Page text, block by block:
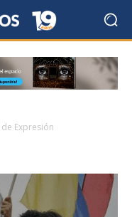
Expresión